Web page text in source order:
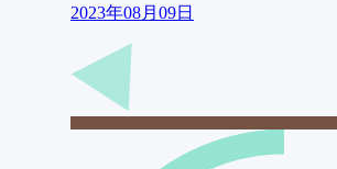
2023年08月09日